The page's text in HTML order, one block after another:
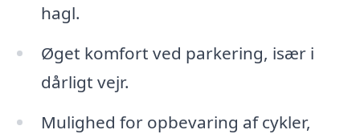
hagl.
Øget komfort ved parkering, især i
dårligt vejr.
Mulighed for opbevaring af cykler,